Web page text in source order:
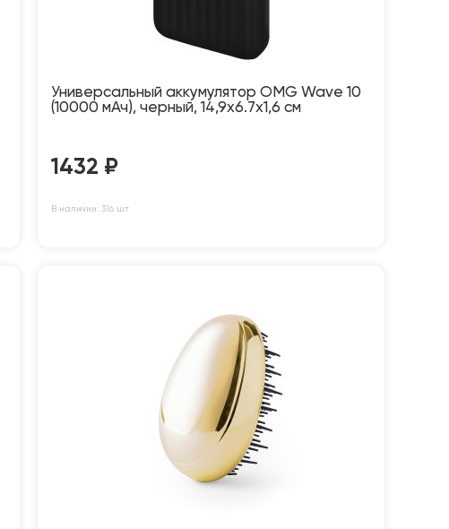
Универсальный аккумулятор OMG Wave 10
(10000 мАч), черный, 14,9х6.7х1,6 см
1432 ₽
В наличии: 316 шт